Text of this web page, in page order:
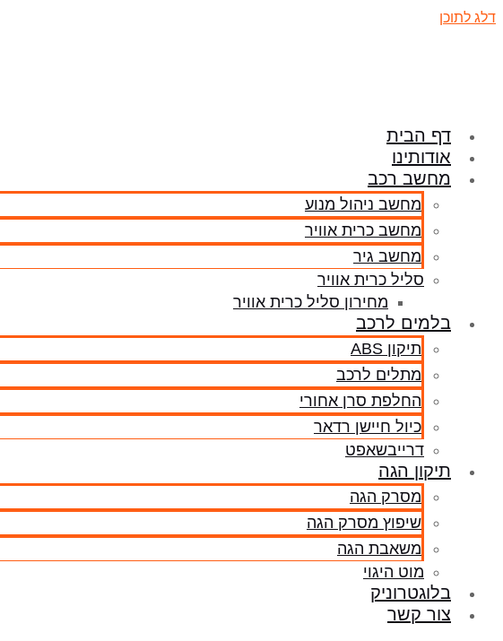
דלג לתוכן
דף הבית
אודותינו
מחשב רכב
מחשב ניהול מנוע
מחשב כרית אוויר
מחשב גיר
סליל כרית אוויר
מחירון סליל כרית אוויר
בלמים לרכב
תיקון ABS
מתלים לרכב
החלפת סרן אחורי
כיול חיישן רדאר
דרייבשאפט
תיקון הגה
מסרק הגה
שיפוץ מסרק הגה
משאבת הגה
מוט היגוי
בלוגטרוניק
צור קשר